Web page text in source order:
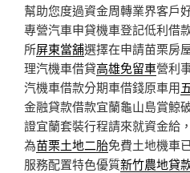
幫助您度過資金周轉業界客戶
專營汽車申貸機車登記低利借
所屏東當舖選擇在申請苗栗房
理汽機車借貸高雄免留車營利
汽機車借款分期車借錢原車用
金融貸款借款宜蘭龜山島賞鯨
證宜蘭套裝行程請來就資金給
為苗栗土地二胎免費土地機車
服務配置特色優質新竹農地貸